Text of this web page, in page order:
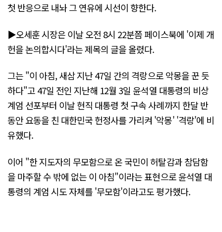
첫 반응으로 내놔 그 연유에 시선이 향한다.
▶오세훈 시장은 이날 오전 8시 22분쯤 페이스북에 '이제 개
헌을 논의합시다'라는 제목의 글을 올렸다.
그는 "이 아침, 새삼 지난 47일 간의 격랑으로 악몽을 꾼 듯
하다"고 47일 전인 지난해 12월 3일 윤석열 대통령의 비상
계엄 선포부터 이날 현직 대통령 첫 구속 사례까지 한달 반
동안 요동을 친 대한민국 헌정사를 가리켜 '악몽' '격랑'에 비
유했다.
이어 "한 지도자의 무모함으로 온 국민이 허탈감과 참담함
을 마주할 수 밖에 없는 이 아침"이라는 표현으로 윤석열 대
통령의 계엄 시도 자체를 '무모함'이라고도 평가했다.